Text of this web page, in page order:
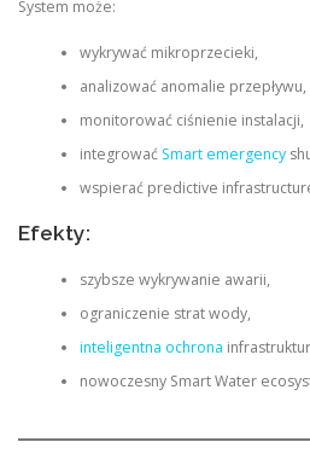
System może:
wykrywać mikroprzecieki,
analizować anomalie przepływu,
monitorować ciśnienie instalacji,
integrować Smart emergency
wspierać predictive
Efekty:
szybsze wykrywanie awarii,
ograniczenie strat wody,
inteligentna ochrona
nowoczesny Smart Water